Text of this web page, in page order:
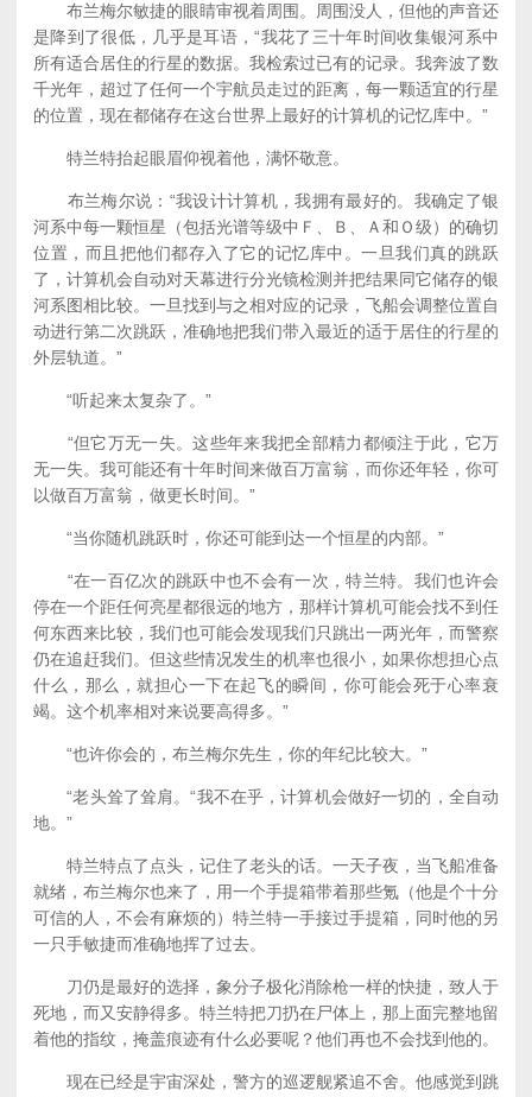
布兰梅尔敏捷的眼睛审视着周围。周围没人，但他的声音还
是降到了很低，几乎是耳语，“我花了三十年时间收集银河系中
所有适合居住的行星的数据。我检索过已有的记录。我奔波了数
千光年，超过了任何一个宇航员走过的距离，每一颗适宜的行星
的位置，现在都储存在这台世界上最好的计算机的记忆库中。”
特兰特抬起眼眉仰视着他，满怀敬意。
布兰梅尔说：“我设计计算机，我拥有最好的。我确定了银
河系中每一颗恒星（包括光谱等级中Ｆ、Ｂ、Ａ和Ｏ级）的确切
位置，而且把他们都存入了它的记忆库中。一旦我们真的跳跃
了，计算机会自动对天幕进行分光镜检测并把结果同它储存的银
河系图相比较。一旦找到与之相对应的记录，飞船会调整位置自
动进行第二次跳跃，准确地把我们带入最近的适于居住的行星的
外层轨道。”
“听起来太复杂了。”
“但它万无一失。这些年来我把全部精力都倾注于此，它万
无一失。我可能还有十年时间来做百万富翁，而你还年轻，你可
以做百万富翁，做更长时间。”
“当你随机跳跃时，你还可能到达一个恒星的内部。”
“在一百亿次的跳跃中也不会有一次，特兰特。我们也许会
停在一个距任何亮星都很远的地方，那样计算机可能会找不到任
何东西来比较，我们也可能会发现我们只跳出一两光年，而警察
仍在追赶我们。但这些情况发生的机率也很小，如果你想担心点
什么，那么，就担心一下在起飞的瞬间，你可能会死于心率衰
竭。这个机率相对来说要高得多。”
“也许你会的，布兰梅尔先生，你的年纪比较大。”
“老头耸了耸肩。“我不在乎，计算机会做好一切的，全自动
地。”
特兰特点了点头，记住了老头的话。一天子夜，当飞船准备
就绪，布兰梅尔也来了，用一个手提箱带着那些氪（他是个十分
可信的人，不会有麻烦的）特兰特一手接过手提箱，同时他的另
一只手敏捷而准确地挥了过去。
刀仍是最好的选择，象分子极化消除枪一样的快捷，致人于
死地，而又安静得多。特兰特把刀扔在尸体上，那上面完整地留
着他的指纹，掩盖痕迹有什么必要呢？他们再也不会找到他的。
现在已经是宇宙深处，警方的巡逻舰紧追不舍。他感觉到跳